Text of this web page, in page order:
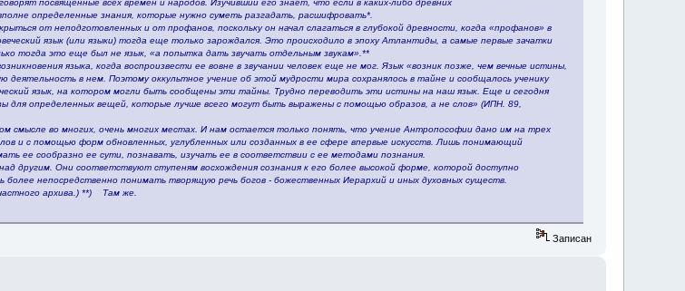
определенные знания, которые нужно суметь разгадать, расшифровать*.
от неподготовленных и от профанов, поскольку он начал слагаться в глубокой древности, когда «профанов» в
язык (или языки) тогда еще только зарождался. Это происходило в эпоху Атлантиды, а самые первые зачатки
тогда это еще был не язык, «а попытка дать звучать отдельным звукам».**
языка, когда воспроизвести ее вовне в звучании человек еще не мог. Язык «возник позже, чем вечные истины,
в нем. Поэтому оккультное учение об этой мудрости мира сохранялось в тайне и сообщалось ученику
язык, на котором могли быть сообщены эти тайны. Трудно переводить эти истины на наш язык. Еще и сегодня
для определенных вещей, которые лучше всего могут быть выражены с помощью образов, а не слов» (ИПН. 89,
смысле во многих, очень многих местах. И нам остается только понять, что учение Антропософии дано им на трех
и с помощью форм обновленных, углубленных или созданных в ее сфере впервые искусств. Лишь понимающий
ее сообразно ее сути, познавать, изучать ее в соответствии с ее методами познания.
другим. Они соответствуют ступеням восхождения сознания к его более высокой форме, которой доступно
непосредственно понимать творящую речь богов - божественных Иерархий и иных духовных существ.
архива.) **) Там же.
Записан